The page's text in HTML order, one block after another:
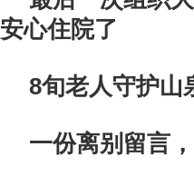
安心住院了
8旬老人守护山
一份离别留言